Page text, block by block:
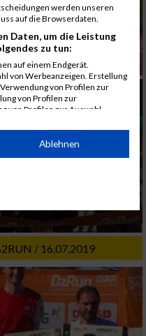
/ 16.07.2019
werden unseren
auf die Browserdaten.
Daten, um die Leistung
zu tun:
auf einem Endgerät.
von Werbeanzeigen. Erstellung
von Profilen zur
von Profilen zur
von Profilen zur Auswahl
durch Statistiken oder
Quellen. Entwicklung und
Union weitergegeben und in die
Ablehnen